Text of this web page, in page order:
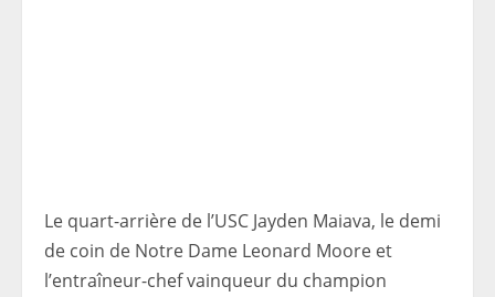
Le quart-arrière de l’USC Jayden Maiava, le demi
de coin de Notre Dame Leonard Moore et
l’entraîneur-chef vainqueur du champion